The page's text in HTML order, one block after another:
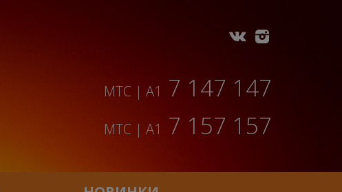
МТС | A1 7 147 147
МТС | A1 7 157 157